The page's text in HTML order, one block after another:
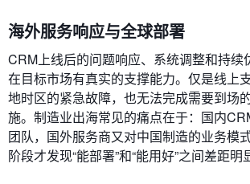
海外服务响应与全球部署
CRM上线后的问题响应、系统调整和持续
在目标市场有真实的支撑能力。仅是线上
地时区的紧急故障，也无法完成需要到场
施。制造业出海常见的痛点在于：国内
团队，国外服务商又对中国制造的业务模
阶段才发现“能部署”和“能用好”之间差距明